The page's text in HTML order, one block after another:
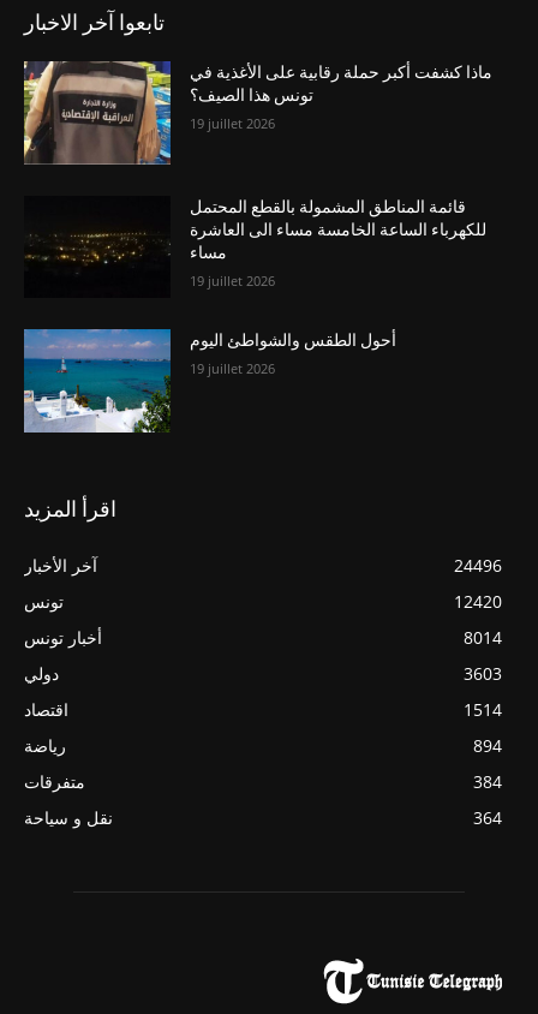
تابعوا آخر الاخبار
ماذا كشفت أكبر حملة رقابية على الأغذية في
تونس هذا الصيف؟
19 juillet 2026
قائمة المناطق المشمولة بالقطع المحتمل
للكهرباء الساعة الخامسة مساء الى العاشرة
مساء
19 juillet 2026
أحول الطقس والشواطئ اليوم
19 juillet 2026
اقرأ المزيد
آخر الأخبار
24496
تونس
12420
أخبار تونس
8014
دولي
3603
اقتصاد
1514
رياضة
894
متفرقات
384
نقل و سياحة
364